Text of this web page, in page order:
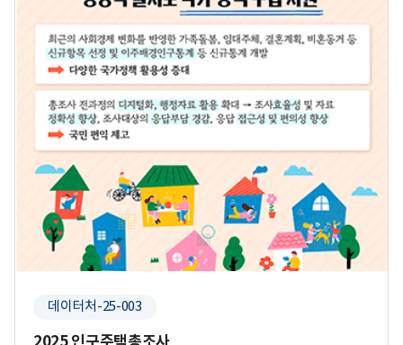
데이터처-25-003